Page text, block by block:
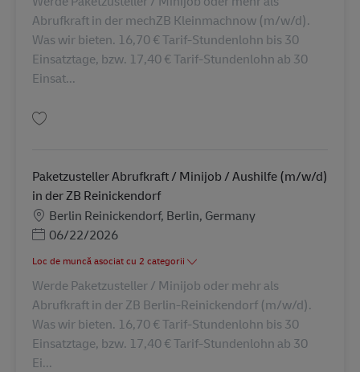
Abrufkraft in der mechZB Kleinmachnow (m/w/d).
Was wir bieten. 16,70 € Tarif-Stundenlohn bis 30
Einsatztage, bzw. 17,40 € Tarif-Stundenlohn ab 30
Einsat...
Paketzusteller Abrufkraft / Minijob / Aushilfe (m/w/d)
in der ZB Reinickendorf
Locație
Berlin Reinickendorf, Berlin, Germany
Posted Date
06/22/2026
Loc de muncă asociat cu 2 categorii
Werde Paketzusteller / Minijob oder mehr als
Abrufkraft in der ZB Berlin-Reinickendorf (m/w/d).
Was wir bieten. 16,70 € Tarif-Stundenlohn bis 30
Einsatztage, bzw. 17,40 € Tarif-Stundenlohn ab 30
Ei...